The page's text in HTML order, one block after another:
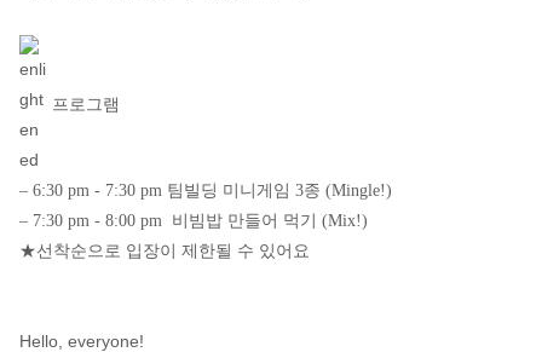
프로그램
– 6:30 pm - 7:30 pm 팀빌딩 미니게임 3종 (Mingle!)
– 7:30 pm - 8:00 pm 비빔밥 만들어 먹기 (Mix!)
★선착순으로 입장이 제한될 수 있어요
Hello, everyone!